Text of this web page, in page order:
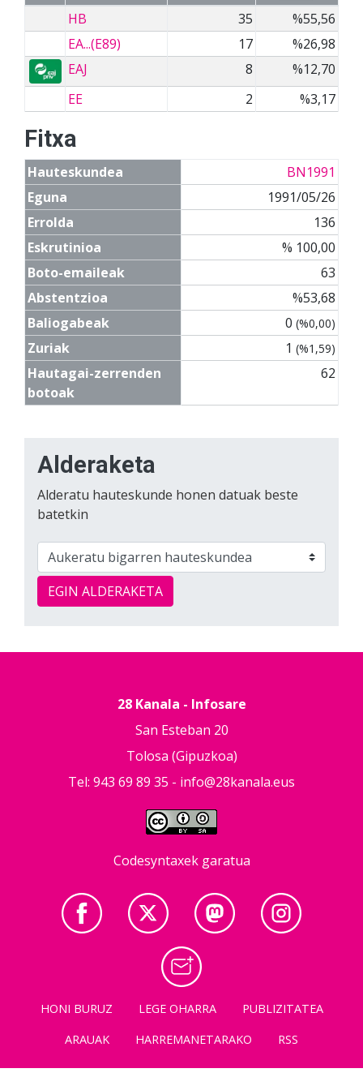
HB
35
%55,56
EA...(E89)
17
%26,98
EAJ
8
%12,70
EE
2 %3,17
Fitxa
Hauteskundea
BN1991
Eguna
1991/05/26
Errolda
136
Eskrutinioa
% 100,00
Boto-emaileak
63
Abstentzioa
%53,68
Baliogabeak
0 (%0,00)
Zuriak 1 (%1,59)
Hautagai-zerrenden
botoak
62
Alderaketa
Alderatu hauteskunde honen datuak beste
batetkin
EGIN ALDERAKETA
28 Kanala - Infosare
San Esteban 20
Tolosa (Gipuzkoa)
Tel: 943 69 89 35 - info@28kanala.eus
Codesyntaxek garatua
HONI BURUZ LEGE OHARRA
PUBLIZITATEA
ARAUAK
HARREMANETARAKO RSS